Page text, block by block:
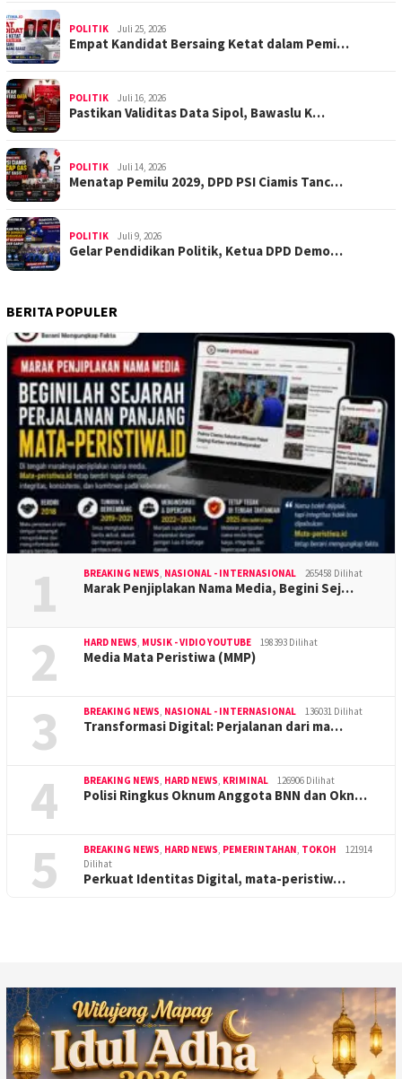
POLITIK Juli 25, 2026
Empat Kandidat Bersaing Ketat dalam Pemi…
POLITIK Juli 16, 2026
Pastikan Validitas Data Sipol, Bawaslu K…
POLITIK Juli 14, 2026
Menatap Pemilu 2029, DPD PSI Ciamis Tanc…
POLITIK Juli 9, 2026
Gelar Pendidikan Politik, Ketua DPD Demo…
BERITA POPULER
1 BREAKING NEWS, NASIONAL - INTERNASIONAL 265458 Dilihat
Marak Penjiplakan Nama Media, Begini Sej…
2 HARD NEWS, MUSIK - VIDIO YOUTUBE 198393 Dilihat
Media Mata Peristiwa (MMP)
3 BREAKING NEWS, NASIONAL - INTERNASIONAL 136031 Dilihat
Transformasi Digital: Perjalanan dari ma…
4 BREAKING NEWS, HARD NEWS, KRIMINAL 126906 Dilihat
Polisi Ringkus Oknum Anggota BNN dan Okn…
5 BREAKING NEWS, HARD NEWS, PEMERINTAHAN, TOKOH
121914
Dilihat
Perkuat Identitas Digital, mata-peristiw…